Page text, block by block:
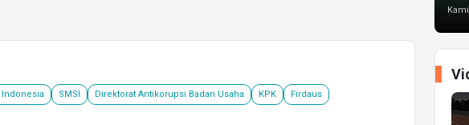
Indonesia SMSI Direktorat Antikorupsi Badan Usaha KPK Firdaus